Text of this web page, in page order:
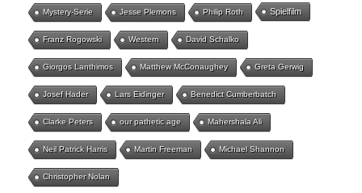
Mystery-Serie Jesse Plemons Philip Roth Spielfilm
Franz Rogowski Western David Schalko
Giorgos Lanthimos Matthew McConaughey Greta Gerwig
Josef Hader Lars Eidinger Benedict Cumberbatch
Clarke Peters our pathetic age Mahershala Ali
Neil Patrick Harris Martin Freeman Michael Shannon
Christopher Nolan